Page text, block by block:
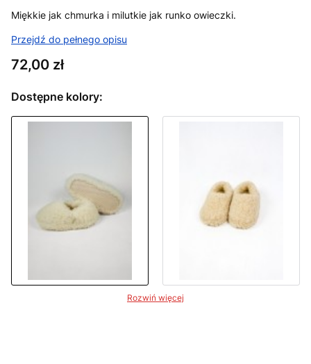
Miękkie jak chmurka i milutkie jak runko owieczki.
Przejdź do pełnego opisu
Cena
72,00 zł
Dostępne kolory:
Rozwiń więcej